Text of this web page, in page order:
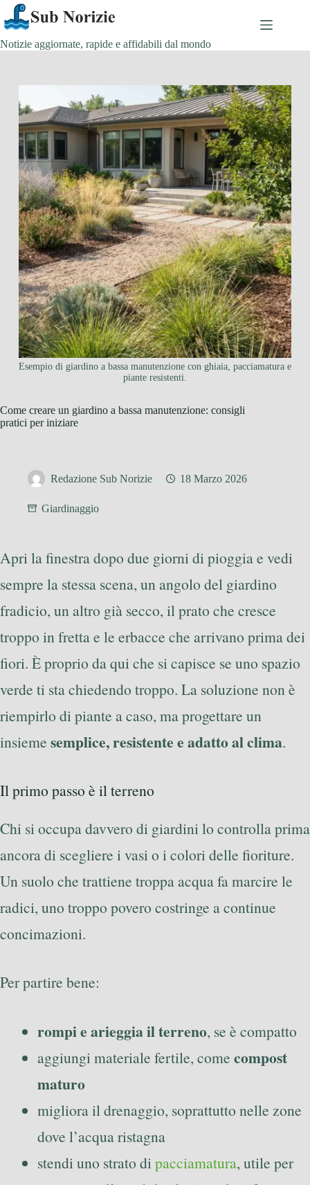
Salta
al
contenuto
Notizie aggiornate, rapide e affidabili dal mondo
Esempio di giardino a bassa manutenzione con ghiaia, pacciamatura e
piante resistenti.
Come creare un giardino a bassa manutenzione: consigli
pratici per iniziare
Redazione Sub Norizie 18 Marzo 2026
Giardinaggio
Apri la finestra dopo due giorni di pioggia e vedi
sempre la stessa scena, un angolo del giardino
fradicio, un altro già secco, il prato che cresce
troppo in fretta e le erbacce che arrivano prima dei
fiori. È proprio da qui che si capisce se uno spazio
verde ti sta chiedendo troppo. La soluzione non è
riempirlo di piante a caso, ma progettare un
insieme semplice, resistente e adatto al clima.
Il primo passo è il terreno
Chi si occupa davvero di giardini lo controlla prima
ancora di scegliere i vasi o i colori delle fioriture.
Un suolo che trattiene troppa acqua fa marcire le
radici, uno troppo povero costringe a continue
concimazioni.
Per partire bene:
rompi e arieggia il terreno, se è compatto
aggiungi materiale fertile, come compost
maturo
migliora il drenaggio, soprattutto nelle zone
dove l’acqua ristagna
stendi uno strato di pacciamatura, utile per